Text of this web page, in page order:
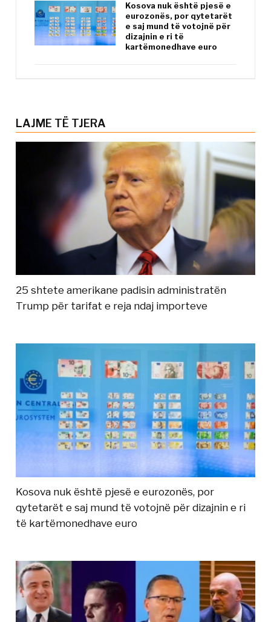
Kosova nuk është pjesë e
eurozonës, por qytetarët
e saj mund të votojnë për
dizajnin e ri të
kartëmonedhave euro
LAJME TË TJERA
25 shtete amerikane padisin administratën
Trump për tarifat e reja ndaj importeve
Kosova nuk është pjesë e eurozonës, por
qytetarët e saj mund të votojnë për dizajnin e ri
të kartëmonedhave euro